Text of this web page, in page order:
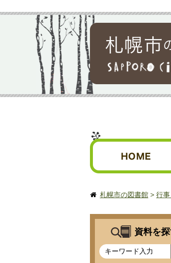
札幌市の図書館
HOME
札幌市の図書館 > 行
資料を